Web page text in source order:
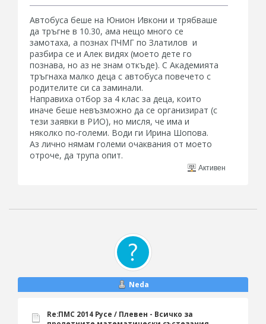
Автобуса беше на Юнион Ивкони и трябваше
да тръгне в 10.30, ама нещо много се
замотаха, а познах ПЧМГ по Златилов и
разбира се и Алек видях (моето дете го
познава, но аз не знам откъде). С Академията
тръгнаха малко деца с автобуса повечето с
родителите си са заминали.
Направиха отбор за 4 клас за деца, които
иначе беше невъзможно да се организират (с
тези заявки в РИО), но мисля, че има и
няколко по-големи. Води ги Ирина Шопова.
Аз лично нямам големи очаквания от моето
отроче, да трупа опит.
Активен
Neda
Re:ПМС 2014 Русе / Плевен - Всичко за